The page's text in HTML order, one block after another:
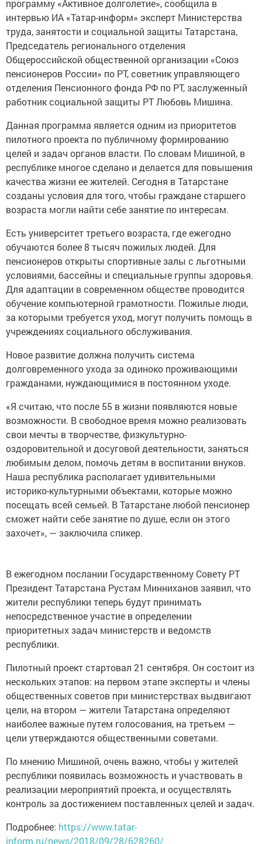
программу «Активное долголетие», сообщила в
интервью ИА «Татар-информ» эксперт Министерства
труда, занятости и социальной защиты Татарстана,
Председатель регионального отделения
Общероссийской общественной организации «Союз
пенсионеров России» по РТ, советник управляющего
отделения Пенсионного фонда РФ по РТ, заслуженный
работник социальной защиты РТ Любовь Мишина.
Данная программа является одним из приоритетов
пилотного проекта по публичному формированию
целей и задач органов власти. По словам Мишиной, в
республике многое сделано и делается для повышения
качества жизни ее жителей. Сегодня в Татарстане
созданы условия для того, чтобы граждане старшего
возраста могли найти себе занятие по интересам.
Есть университет третьего возраста, где ежегодно
обучаются более 8 тысяч пожилых людей. Для
пенсионеров открыты спортивные залы с льготными
условиями, бассейны и специальные группы здоровья.
Для адаптации в современном обществе проводится
обучение компьютерной грамотности. Пожилые люди,
за которыми требуется уход, могут получить помощь в
учреждениях социального обслуживания.
Новое развитие должна получить система
долговременного ухода за одиноко проживающими
гражданами, нуждающимися в постоянном уходе.
«Я считаю, что после 55 в жизни появляются новые
возможности. В свободное время можно реализовать
свои мечты в творчестве, физкультурно-
оздоровительной и досуговой деятельности, заняться
любимым делом, помочь детям в воспитании внуков.
Наша республика располагает удивительными
историко-культурными объектами, которые можно
посещать всей семьей. В Татарстане любой пенсионер
сможет найти себе занятие по душе, если он этого
захочет», — заключила спикер.
В ежегодном послании Государственному Совету РТ
Президент Татарстана Рустам Минниханов заявил, что
жители республики теперь будут принимать
непосредственное участие в определении
приоритетных задач министерств и ведомств
республики.
Пилотный проект стартовал 21 сентября. Он состоит из
нескольких этапов: на первом этапе эксперты и члены
общественных советов при министерствах выдвигают
цели, на втором — жители Татарстана определяют
наиболее важные путем голосования, на третьем —
цели утверждаются общественными советами.
По мнению Мишиной, очень важно, чтобы у жителей
республики появилась возможность и участвовать в
реализации мероприятий проекта, и осуществлять
контроль за достижением поставленных целей и задач.
Подробнее: https://www.tatar-
inform.ru/news/2018/09/28/628260/